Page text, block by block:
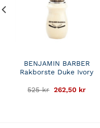
BENJAMIN BARBER
Rakborste Duke Ivory
525kr Det
ursprungliga
262,50 krDet